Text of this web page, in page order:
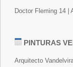
Doctor Fleming 14 |
PINTURAS
Arquitecto